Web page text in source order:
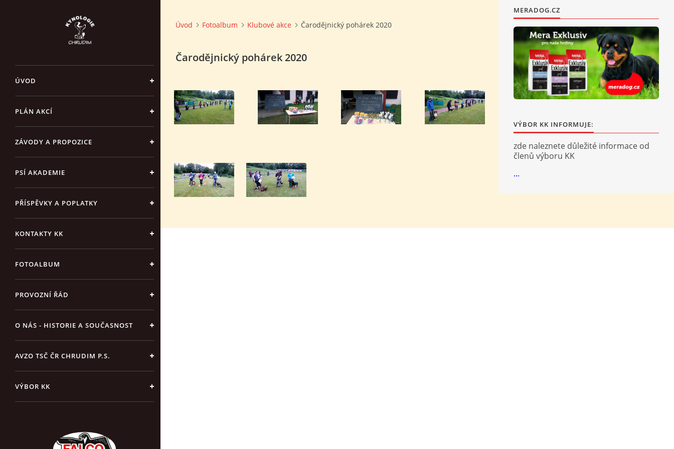
ÚVOD
PLÁN AKCÍ
ZÁVODY A PROPOZICE
PSÍ AKADEMIE
PŘÍSPĚVKY A POPLATKY
KONTAKTY KK
FOTOALBUM
PROVOZNÍ ŘÁD
O NÁS - HISTORIE A SOUČASNOST
AVZO TSČ ČR CHRUDIM P.S.
VÝBOR KK
Úvod Fotoalbum Klubové akce Čarodějnický pohárek 2020
Čarodějnický pohárek 2020
MERADOG.CZ
VÝBOR KK INFORMUJE:
zde naleznete důležité informace od
členů výboru KK
...